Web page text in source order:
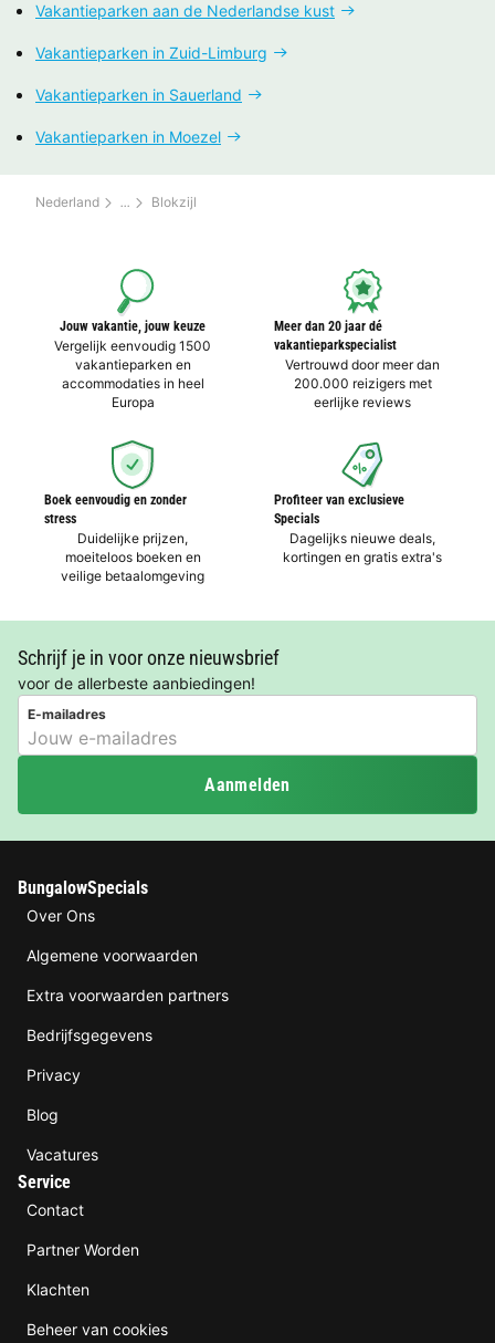
Vakantieparken aan de Nederlandse kust
Vakantieparken in Zuid-Limburg
Vakantieparken in Sauerland
Vakantieparken in Moezel
Nederland Blokzijl
Jouw vakantie, jouw keuze
Vergelijk eenvoudig 1500
vakantieparken en
accommodaties in heel
Europa
Meer dan 20 jaar dé
vakantieparkspecialist
Vertrouwd door meer dan
200.000 reizigers met
eerlijke reviews
Boek eenvoudig en zonder
stress
Duidelijke prijzen,
moeiteloos boeken en
veilige betaalomgeving
Profiteer van exclusieve
Specials
Dagelijks nieuwe deals,
kortingen en gratis extra's
Schrijf je in voor onze nieuwsbrief
voor de allerbeste aanbiedingen!
E-mailadres
Aanmelden
BungalowSpecials
Over Ons
Algemene voorwaarden
Extra voorwaarden partners
Bedrijfsgegevens
Privacy
Blog
Vacatures
Service
Contact
Partner Worden
Klachten
Beheer van cookies